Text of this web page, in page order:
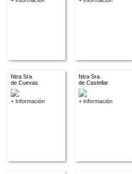
Ntra Sra.
de Cuevas
+ Información
Ntra Sra.
de Castellar
+ Información